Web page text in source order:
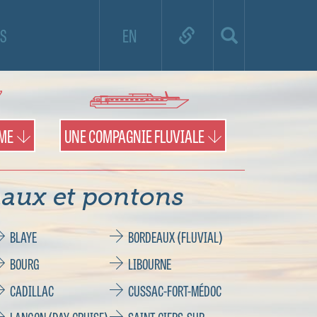
EN
de croisière et utilisez la carte pour
territoires et les pontons.
UNE COMPAGNIE FLUVIALE
et pontons
BLAYE
BORDEAUX (FLUVIAL)
BOURG
LIBOURNE
CADILLAC
CUSSAC-FORT-MÉDOC